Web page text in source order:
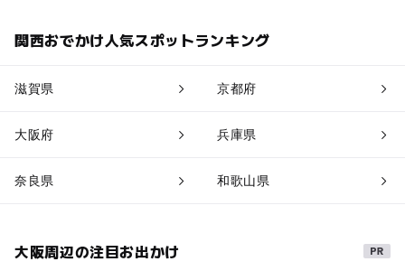
関西おでかけ人気スポットランキング
滋賀県 京都府
大阪府 兵庫県
奈良県 和歌山県
大阪周辺の注目お出かけ